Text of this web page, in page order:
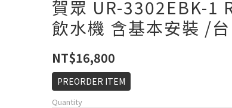
賀眾 UR-3302EBK-1
飲水機 含基本安裝 /台
NT$16,800
PREORDER ITEM
Quantity